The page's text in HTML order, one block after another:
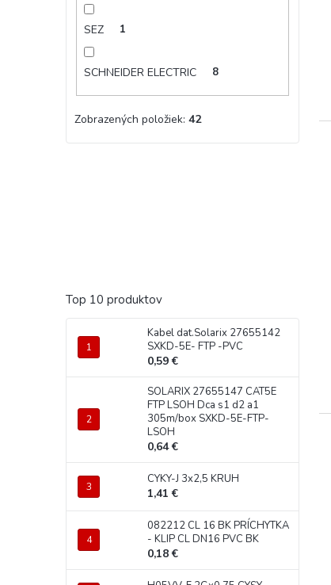
SEZ 1
SCHNEIDER ELECTRIC 8
Zobrazených položiek: 42
Top 10 produktov
Kabel dat.Solarix 27655142
SXKD-5E- FTP -PVC
0,59 €
SOLARIX 27655147 CAT5E
FTP LSOH Dca s1 d2 a1
305m/box SXKD-5E-FTP-
LSOH
0,64 €
CYKY-J 3x2,5 KRUH
1,41 €
082212 CL 16 BK PRÍCHYTKA
- KLIP CL DN16 PVC BK
0,18 €